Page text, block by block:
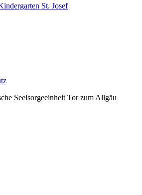
St. Josef
Seelsorgeeinheit Tor zum Allgäu